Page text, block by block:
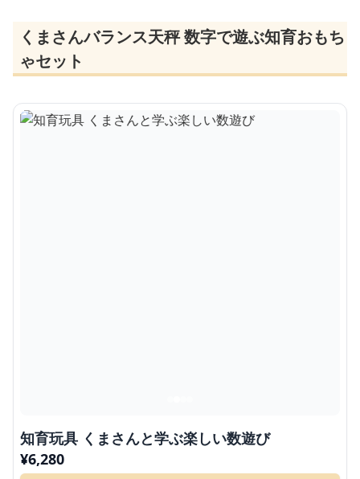
くまさんバランス天秤 数字で遊ぶ知育おもち
ゃセット
知育玩具 くまさんと学ぶ楽しい数遊び
¥6,280